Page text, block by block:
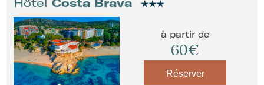
à partir de
60€
Réserver